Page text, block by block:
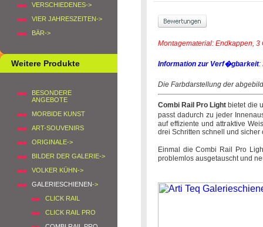
VERSCHIEDENES->
VIER JAHRESZEITEN->
BÄR->
Weitere Produkte
BESONDERE
ANGEBOTE
MORBIDE KUNST
ART-SOUVENIRS
ORIGINALE->
BILDER DER GALERIE->
VOLKER KÜHN->
GALERIESCHIENEN->
CLICK RAIL
CLICK RAIL PRO
Montagematerial: Endkappen,
Information zur Verf�gbarkeit:
Die Farbdarstellung der
Combi Rail Pro Light bietet die
passt dadurch zu jeder
auf effiziente und attraktive
drei Schritten schnell und
Einmal die Combi Rail Pro
problemlos ausgetauscht und